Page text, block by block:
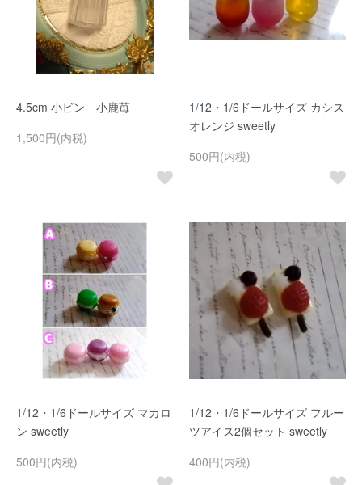
4.5cm 小ビン 小鹿苺
1,500円(内税)
1/12・1/6ドールサイズ カシス
オレンジ sweetly
500円(内税)
1/12・1/6ドールサイズ マカロ
ン sweetly
500円(内税)
1/12・1/6ドールサイズ フルー
ツアイス2個セット sweetly
400円(内税)